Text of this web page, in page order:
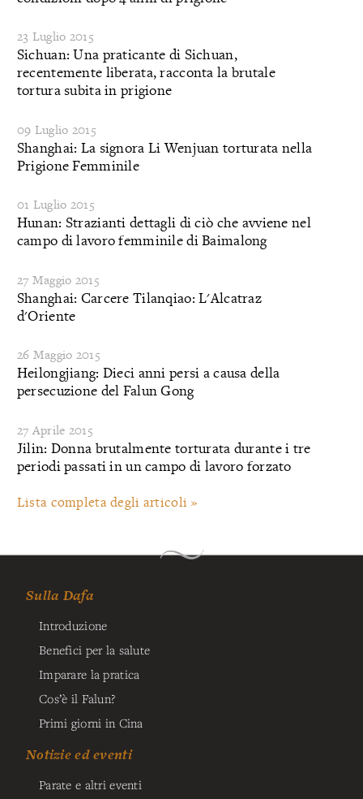
23 Luglio 2015
Sichuan: Una praticante di Sichuan,
recentemente liberata, racconta la brutale
tortura subita in prigione
09 Luglio 2015
Shanghai: La signora Li Wenjuan torturata nella
Prigione Femminile
01 Luglio 2015
Hunan: Strazianti dettagli di ciò che avviene nel
campo di lavoro femminile di Baimalong
27 Maggio 2015
Shanghai: Carcere Tilanqiao: L'Alcatraz
d'Oriente
26 Maggio 2015
Heilongjiang: Dieci anni persi a causa della
persecuzione del Falun Gong
27 Aprile 2015
Jilin: Donna brutalmente torturata durante i tre
periodi passati in un campo di lavoro forzato
Lista completa degli articoli »
Sulla Dafa
Introduzione
Benefici per la salute
Imparare la pratica
Cos’è il Falun?
Primi giorni in Cina
Notizie ed eventi
Parate e altri eventi